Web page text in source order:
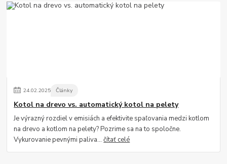
24.02.2025 Články
Kotol na drevo vs. automatický kotol na pelety
Je výrazný rozdiel v emisiách a efektivite spaľovania medzi kotlom
na drevo a kotlom na pelety? Pozrime sa na to spoločne.
Vykurovanie pevnými paliva...čítať celé